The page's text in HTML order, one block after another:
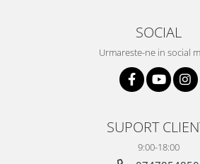
SOCIAL
Urmareste-ne in social
SUPORT
9:00-18:00